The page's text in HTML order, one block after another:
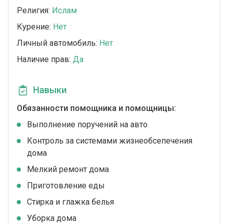
Религия: Ислам
Курение: Нет
Личный автомобиль: Нет
Наличие прав: Да
Навыки
Обязанности помощника и помощницы:
Выполнение поручений на авто
Контроль за системами жизнеобсепечения
дома
Мелкий ремонт дома
Приготовление еды
Стирка и глажка белья
Уборка дома